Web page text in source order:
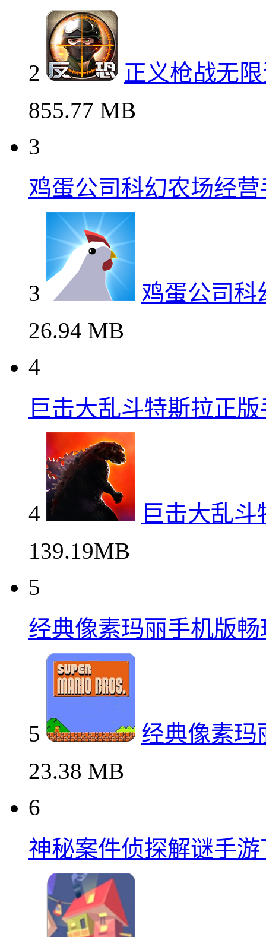
2
正义枪战无
855.77 MB
3
鸡蛋公司科幻农场经
3
鸡蛋公司科
26.94 MB
4
巨击大乱斗特斯拉正
4
巨击大乱
139.19MB
5
经典像素玛丽手机版
5
经典像素玛
23.38 MB
6
神秘案件侦探解谜手游